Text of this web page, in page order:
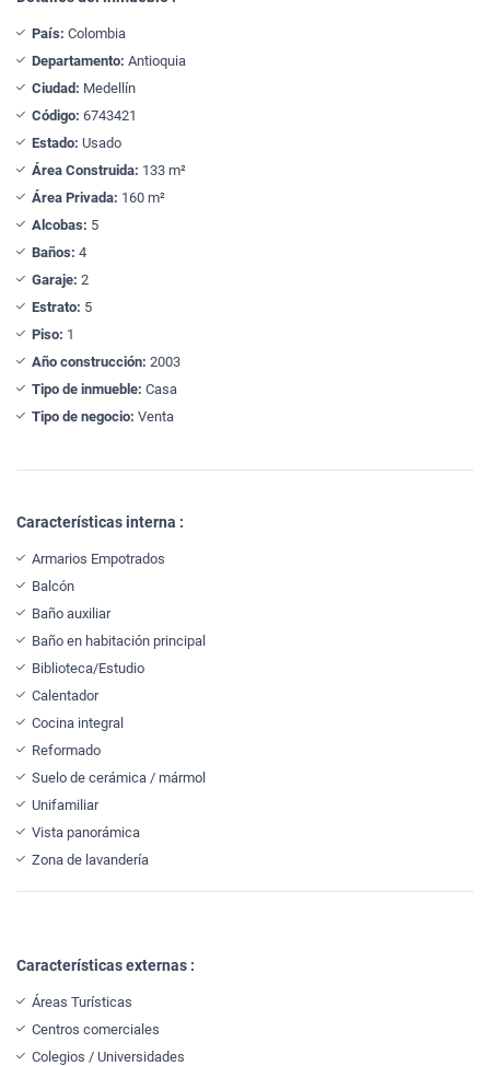
País: Colombia
Departamento: Antioquia
Ciudad: Medellín
Código: 6743421
Estado: Usado
Área Construida: 133 m²
Área Privada: 160 m²
Alcobas: 5
Baños: 4
Garaje: 2
Estrato: 5
Piso: 1
Año construcción: 2003
Tipo de inmueble: Casa
Tipo de negocio: Venta
Características interna :
Armarios Empotrados
Balcón
Baño auxiliar
Baño en habitación principal
Biblioteca/Estudio
Calentador
Cocina integral
Reformado
Suelo de cerámica / mármol
Unifamiliar
Vista panorámica
Zona de lavandería
Características externas :
Áreas Turísticas
Centros comerciales
Colegios / Universidades